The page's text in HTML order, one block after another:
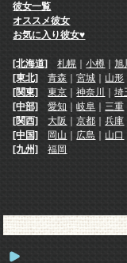
彼女一覧
オススメ彼女
お気に入り彼女♥
[北海道] 札幌 ｜小樽 ｜旭
[東北]
青森 ｜宮城 山形
[関東]
東京 ｜神奈川 ｜埼
[中部]
愛知 ｜岐阜 ｜三重
[関西]
大阪 ｜京都 ｜兵庫
[中国]
岡山 広島
山口
[九州]
福岡